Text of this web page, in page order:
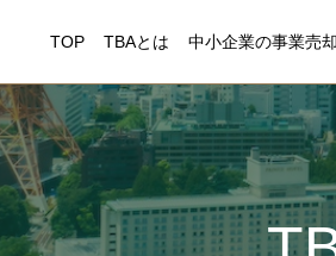
TOP TBAとは 中小企業の事業売